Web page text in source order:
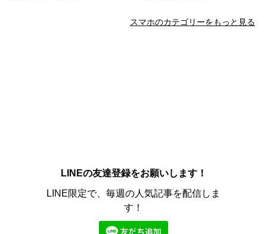
スマホのカテゴリーをもっと見る
LINEの友達登録をお願いします！
LINE限定で、毎週の人気記事を配信しま
す！